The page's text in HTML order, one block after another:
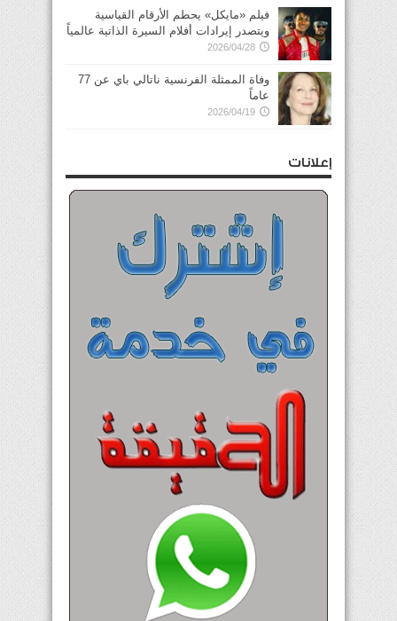
فيلم «مايكل» يحطم الأرقام القياسية
ويتصدر إيرادات أفلام السيرة الذاتية عالمياً
2026/04/28
وفاة الممثلة الفرنسية ناتالي باي عن 77
عاماً
2026/04/19
إعلانات